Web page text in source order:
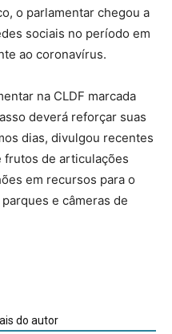
o parlamentar chegou a
sociais no período em
ao coronavírus.
na CLDF marcada
deverá reforçar suas
dias, divulgou recentes
frutos de articulações
em recursos para o
e câmeras de
do autor